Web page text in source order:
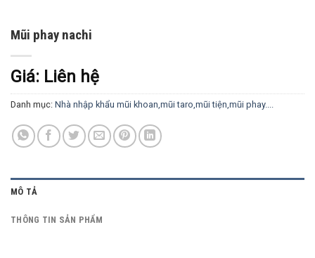
Mũi phay nachi
Giá: Liên hệ
Danh mục: Nhà nhập khẩu mũi khoan,mũi taro,mũi tiện,mũi phay....
MÔ TẢ
THÔNG TIN SẢN PHẨM